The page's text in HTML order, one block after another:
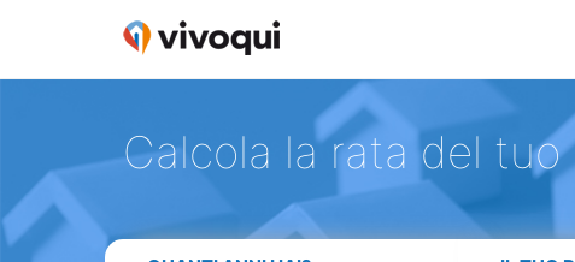
Calcola la rata del tuo